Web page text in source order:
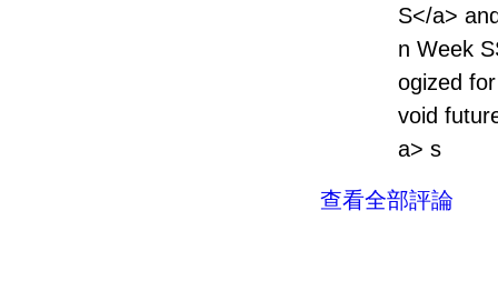
S</a>
n Week
ogized
void
a> s
查看全部評論